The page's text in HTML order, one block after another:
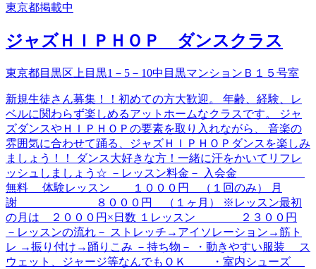
東京都掲載中
ジャズＨＩＰＨＯＰ ダンスクラス
東京都目黒区上目黒1－5－10中目黒マンションＢ１５号室
新規生徒さん募集！！初めての方大歓迎。 年齢、経験、レ
ベルに関わらず楽しめるアットホームなクラスです。 ジャ
ズダンスやＨＩＰＨＯＰの要素を取り入れながら、 音楽の
雰囲気に合わせて踊る、ジャズＨＩＰＨＯＰダンスを楽しみ
ましょう！！ ダンス大好きな方！一緒に汗をかいてリフレ
ッシュしましょう☆ －レッスン料金－ 入会金
無料 体験レッスン １０００円 （１回のみ） 月
謝 ８０００円 （１ヶ月） ※レッスン最初
の月は ２０００円×日数 １レッスン ２３００円
－レッスンの流れ－ ストレッチ→アイソレーション→筋ト
レ →振り付け→踊りこみ －持ち物－ ・動きやすい服装 ス
ウェット、ジャージ等なんでもＯＫ ・室内シューズ